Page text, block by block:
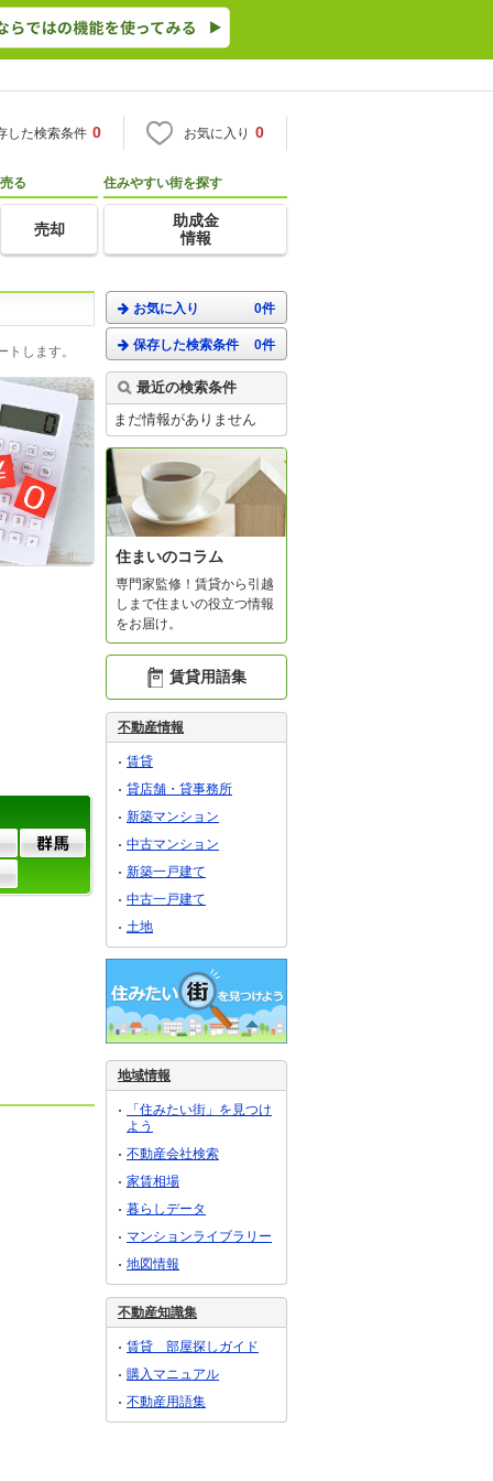
した検索条件 0 お気に入り 0
売る
売却
住みやすい街を探す
助成金
情報
します。
お気に入り 0件
保存した検索条件 0件
最近の検索条件
まだ情報がありません
住まいのコラム
専門家監修！賃貸から引越
しまで住まいの役立つ情報
をお届け。
賃貸用語集
不動産情報
賃貸
貸店舗・貸事務所
新築マンション
中古マンション
新築一戸建て
中古一戸建て
土地
地域情報
「住みたい街」を見つけ
よう
不動産会社検索
家賃相場
暮らしデータ
マンションライブラリー
地図情報
不動産知識集
賃貸 部屋探しガイド
購入マニュアル
不動産用語集